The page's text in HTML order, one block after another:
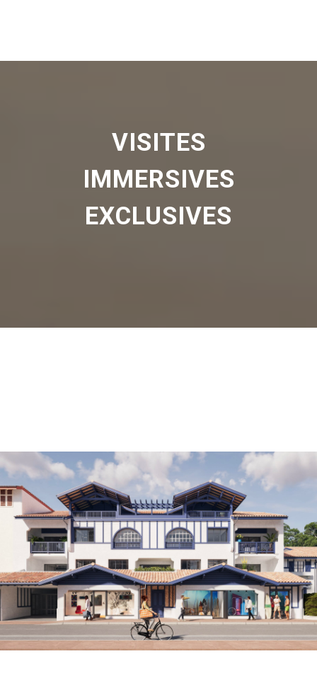
VISITES
IMMERSIVES
EXCLUSIVES
VISITES IMMERSIVES
Nouveauté 2024